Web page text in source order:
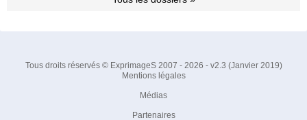
Tous droits réservés © ExprimageS 2007 - 2026 - v2.3 (Janvier 2019)
Mentions légales
Médias
Partenaires